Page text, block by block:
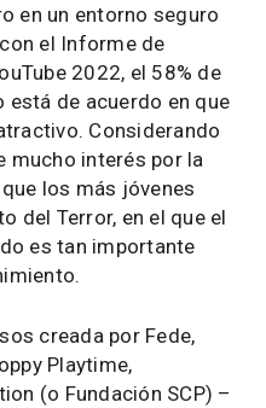
en un entorno seguro
el Informe de
2022, el 58% de
está de acuerdo en que
Considerando
mucho interés por la
los más jóvenes
del Terror, en el que el
es tan importante
creada por Fede,
Playtime,
(o Fundación SCP) –